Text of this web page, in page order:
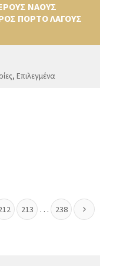
ΝΑΟΥΣ
ΠΟΡΤΟ ΛΑΓΟΥΣ
,Επιλεγμένα
213 … 238